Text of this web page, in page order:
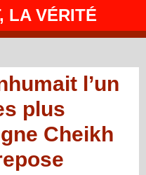
LA VÉRITÉ
l’un
plus
Cheikh